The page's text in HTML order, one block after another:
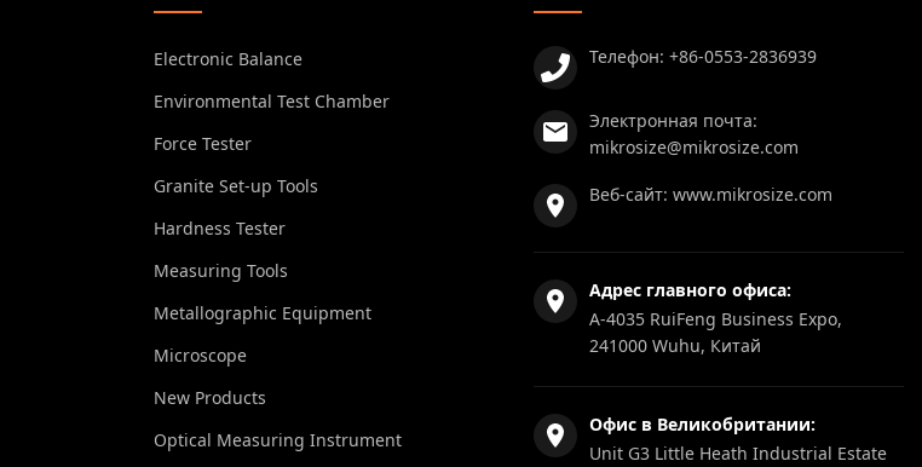
Electronic Balance
Environmental Test Chamber
Force Tester
Granite Set-up Tools
Hardness Tester
Measuring Tools
Metallographic Equipment
Microscope
New Products
Optical Measuring Instrument
Телефон: +86-0553-2836939
Электронная почта:
mikrosize@mikrosize.com
Веб-сайт: www.mikrosize.com
Адрес главного офиса:
A-4035 RuiFeng Business Expo,
241000 Wuhu, Китай
Офис в Великобритании:
Unit G3 Little Heath Industrial Estate